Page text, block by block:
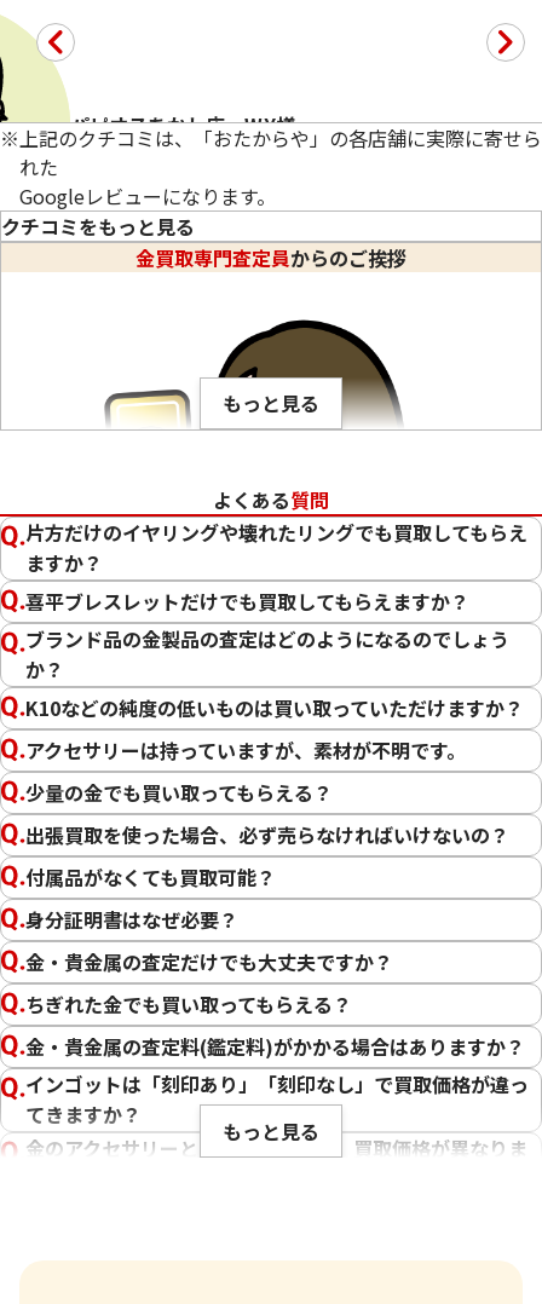
22金 (K22) ブレスレットまとめ
56.2g
参考買取価格
1,537,700円
35.5g
22金 (K22) ブレスレットまとめ
25g
参考買取価格
684,000円
18金 (K18) イヤリ
8.4g
参考買取価格
188,700円
パピオスあかし店 W.Y様
※上記のクチコミは、「おたからや」の各店舗に実際に寄せら
れた
Googleレビューになります。
クチコミをもっと見る
金買取専門査定員からのご挨拶
この度は「おたからや」で貴金属の買取をご利用いただき、
誠にありがとうございました。お客様の大切な貴金属にご満
足いただける価格をご提示できましたこと、大変嬉しく思い
ます。
私たちの目標は、常にお客様にご満足いただける買取を提供
することです。そのためには、最新の金相場をしっかりと把握
し、お客様に最適な価格をお伝えすることが不可欠です。弊社
では、金製品の状態や純度、重量はもちろんのこと、日々変
動する金相場を確認し、お客様にとって最良の買取価格をご
提示できるよう努めております。さらに、国内外の幅広い販路
や、世界約1,940店舗以上のネットワーク、そして金・貴金属
お客様にとって最良の結果をご提供できたことは、私たちに
もっと見る
よくある質問
片方だけのイヤリングや壊れたリングでも買取してもらえ
ますか？
喜平ブレスレットだけでも買取してもらえますか？
ブランド品の金製品の査定はどのようになるのでしょう
か？
K10などの純度の低いものは買い取っていただけますか？
アクセサリーは持っていますが、素材が不明です。
少量の金でも買い取ってもらえる？
出張買取を使った場合、必ず売らなければいけないの？
付属品がなくても買取可能？
身分証明書はなぜ必要？
金・貴金属の査定だけでも大丈夫ですか？
ちぎれた金でも買い取ってもらえる？
金・貴金属の査定料(鑑定料)がかかる場合はありますか？
インゴットは「刻印あり」「刻印なし」で買取価格が違っ
てきますか？
金のアクセサリーとインゴットでは、買取価格が異なりま
もっと見る